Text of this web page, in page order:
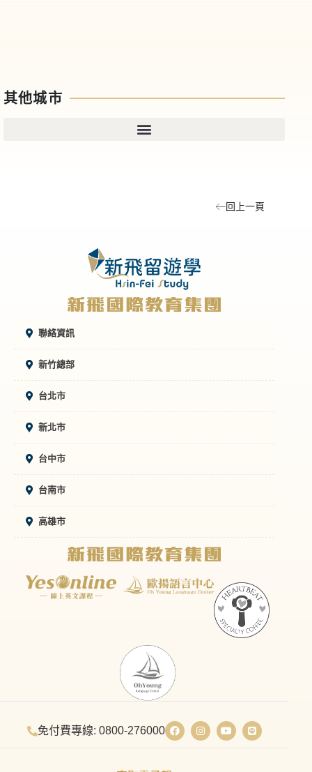
其他城市
回上一頁
聯絡資訊
新竹總部
台北市
新北市
台中市
台南市
高雄市
免付費專線: 0800-276000